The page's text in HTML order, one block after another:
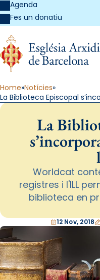
Agenda
Fes un donatiu
Home Notícies
La Biblioteca Episcopal
La
Worldcat
registres i l'ILL
biblioteca en
12 Nov, 2018